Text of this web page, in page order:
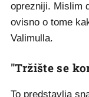
oprezniji. Mislim
ovisno o tome
Valimulla.
"Tržište se
To predstavlja